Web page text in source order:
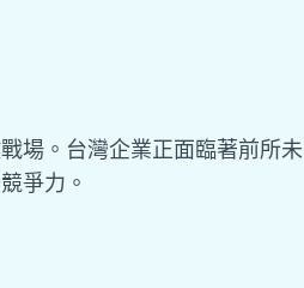
場。台灣企業正面臨著前所未
爭力。